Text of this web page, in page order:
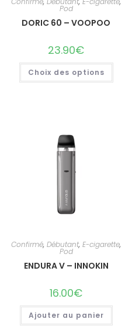
Pod
DORIC 60 – VOOPOO
23.90€
Choix des options
Confirmé,Débutant,E-cigarette,
Pod
ENDURA V – INNOKIN
16.00€
Ajouter au panier